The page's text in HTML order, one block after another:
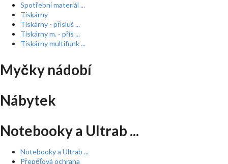
Spotřební materiál ...
Tiskárny
Tiskárny - přísluš ...
Tiskárny m. - přís ...
Tiskárny multifunk ...
Myčky nádobí
Nábytek
Notebooky a Ultrab ...
Notebooky a Ultrab ...
Přepěťová ochrana